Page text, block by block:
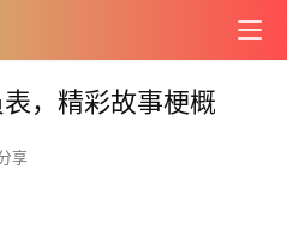
表，精彩故事梗概
享